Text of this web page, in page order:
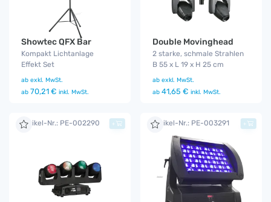
Showtec QFX Bar
Kompakt Lichtanlage
Effekt Set
ab exkl. MwSt.
ab 70,21 € inkl. MwSt.
Double Movinghead
2 starke, schmale Strahlen
B 55 x L 19 x H 25 cm
ab exkl. MwSt.
ab 41,65 € inkl. MwSt.
Artikel-Nr.: PE-002290 + Artikel-Nr.: PE-003291 +